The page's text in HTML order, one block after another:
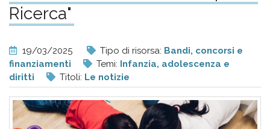
e
analisi
pr
l'infanzia
Ricerca"
19/03/2025 Tipo di risorsa: Bandi, concorsi e
finanziamenti
Temi: Infanzia, adolescenza e
diritti
Titoli: Le notizie